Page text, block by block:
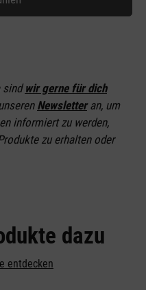
sind wir gerne für dich
Newsletteran, um
informiert zu werden,
zu erhalten oder
dazu
entdecken